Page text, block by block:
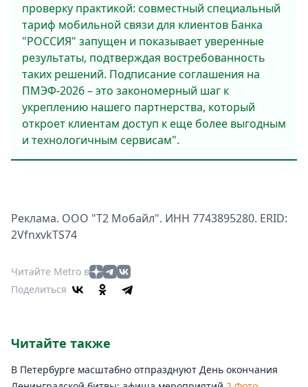
проверку практикой: совместный специальный
тариф мобильной связи для клиентов Банка
"РОССИЯ" запущен и показывает уверенные
результаты, подтверждая востребованность
таких решений. Подписание соглашения на
ПМЭФ-2026 – это закономерный шаг к
укреплению нашего партнерства, который
откроет клиентам доступ к еще более выгодным
и технологичным сервисам".
Реклама. ООО "Т2 Мобайл". ИНН 7743895280. ERID:
2VfnxvkTS74
Читайте Metro в
Поделиться
Читайте также
В Петербурге масштабно отпразднуют День окончания